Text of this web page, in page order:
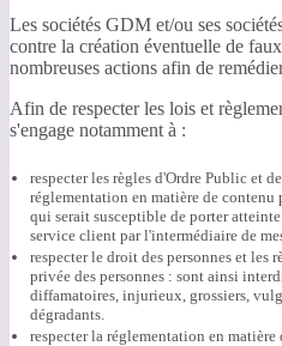
Les sociétés GDM et/ou ses
contre la création éventuelle de
nombreuses actions afin de
Afin de respecter les lois et
s'engage notamment à :
respecter les règles d'Ordre Public et
réglementation en matière de
qui serait susceptible de porter
service client par l'intermédiaire de
respecter le droit des personnes et les
privée des personnes : sont ainsi
diffamatoires, injurieux, grossiers,
dégradants.
respecter la réglementation en